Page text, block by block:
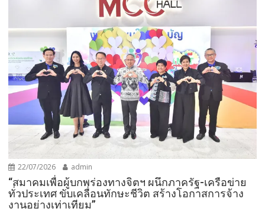
22/07/2026 admin
“สมาคมเพื่อผู้บกพร่องทางจิตฯ ผนึกภาครัฐ-เครือข่าย
ทั่วประเทศ ขับเคลื่อนทักษะชีวิต สร้างโอกาสการจ้าง
งานอย่างเท่าเทียม”